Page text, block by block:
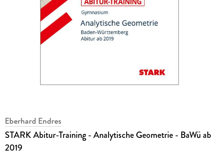
Eberhard Endres
STARK Abitur-Training - Analytische Geometrie - BaWü ab
2019